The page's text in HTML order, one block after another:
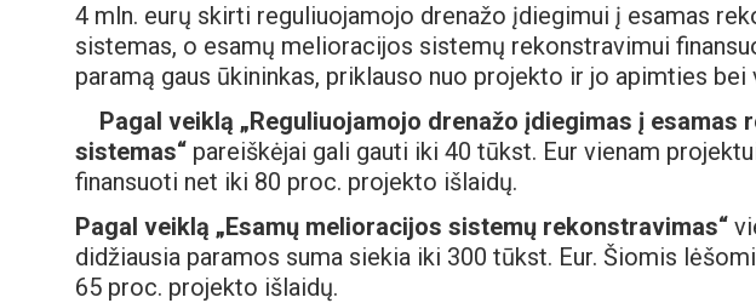
4 mln. eurų skirti reguliuojamojo drenažo įdiegimui į esamas
sistemas, o esamų melioracijos sistemų rekonstravimui
paramą gaus ūkininkas, priklauso nuo projekto ir jo apimties
Pagal veiklą „Reguliuojamojo drenažo įdiegimas į
sistemas“ pareiškėjai gali gauti iki 40 tūkst. Eur vienam
finansuoti net iki 80 proc. projekto išlaidų.
Pagal veiklą „Esamų melioracijos sistemų rekonstravimas“
didžiausia paramos suma siekia iki 300 tūkst. Eur. Šiomis
65 proc. projekto išlaidų.